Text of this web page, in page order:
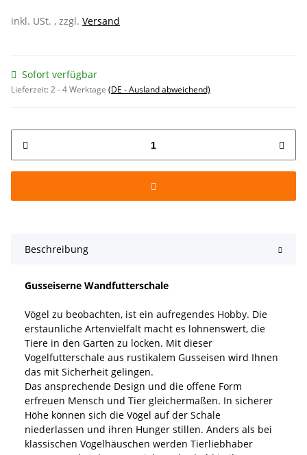
inkl. USt. , zzgl. Versand
Sofort verfügbar
Lieferzeit:2 - 4 Werktage (DE - Ausland abweichend)
Beschreibung
Gusseiserne Wandfutterschale
Vögel zu beobachten, ist ein aufregendes Hobby. Die
erstaunliche Artenvielfalt macht es lohnenswert, die
Tiere in den Garten zu locken. Mit dieser
Vogelfutterschale aus rustikalem Gusseisen wird Ihnen
das mit Sicherheit gelingen.
Das ansprechende Design und die offene Form
erfreuen Mensch und Tier gleichermaßen. In sicherer
Höhe können sich die Vögel auf der Schale
niederlassen und ihren Hunger stillen. Anders als bei
klassischen Vogelhäuschen werden Tierliebhaber